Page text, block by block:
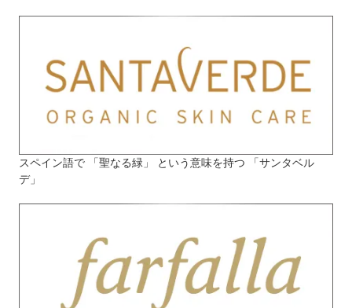
スペイン語で 「聖なる緑」 という意味を持つ 「サンタベル
デ」